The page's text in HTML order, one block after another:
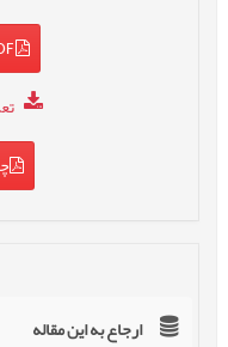
PDF
ارجاع به این مقاله